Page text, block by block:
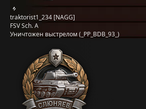
traktorist1_234 [NAGG]
FSV Sch. A
Уничтожен выстрелом (_PP_BDB_93_)